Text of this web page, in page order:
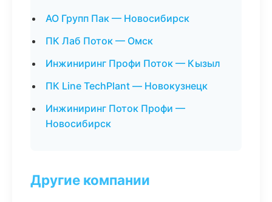
АО Групп Пак — Новосибирск
ПК Лаб Поток — Омск
Инжиниринг Профи Поток — Кызыл
ПК Line TechPlant — Новокузнецк
Инжиниринг Поток Профи —
Новосибирск
Другие компании